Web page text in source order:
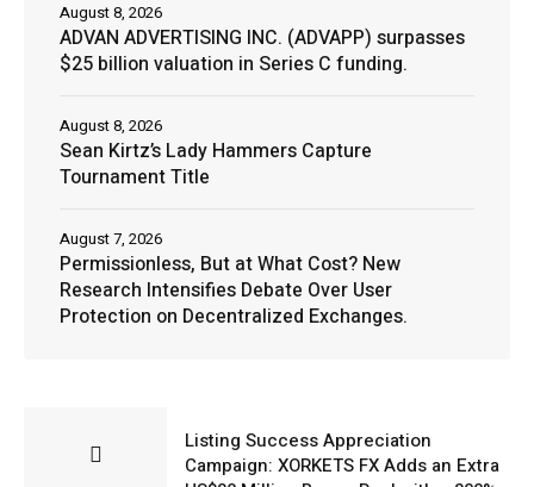
ADVAN ADVERTISING INC. (ADVAPP) surpasses
$25 billion valuation in Series C funding.
August 8, 2026
Sean Kirtz’s Lady Hammers Capture
Tournament Title
August 8, 2026
Permissionless, But at What Cost? New
Research Intensifies Debate Over User
Protection on Decentralized Exchanges.
August 7, 2026
Listing Success Appreciation
Campaign: XORKETS FX Adds an Extra